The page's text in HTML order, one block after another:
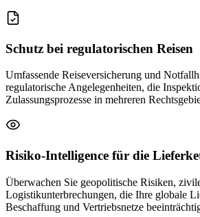
Schutz bei regulatorischen Reisen
Umfassende Reiseversicherung und
regulatorische Angelegenheiten, die
Zulassungsprozesse in mehreren
Risiko-Intelligence für die
Überwachen Sie geopolitische Risiken,
Logistikunterbrechungen, die Ihre globale
Beschaffung und Vertriebsnetze